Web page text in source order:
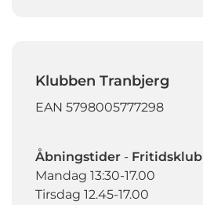
Klubben Tranbjerg
EAN 5798005777298
Åbningstider - Fritidsklub
Mandag 13:30-17.00
Tirsdag 12.45-17.00